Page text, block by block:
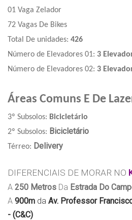
01 Vaga Zelador
72 Vagas De Bikes
Total De unidades: 426
Número de Elevadores 01: 3
Número de Elevadores 02: 3
Áreas Comuns E De
3º Subsolos: Bicicletário
2º Subsolos: Bicicletário
Térreo: Delivery
DIFERENCIAIS DE MORAR NO
A 250 Metros Da Estrada Do
A 900m da Av. Professor
- (C&C)